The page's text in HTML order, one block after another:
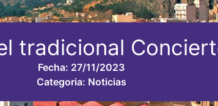
tradicional
Fecha: 27/11/2023
Categoria: Noticias